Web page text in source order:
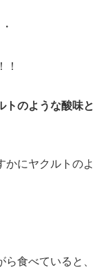
トのような酸味と
かにヤクルトのよ
食べていると、